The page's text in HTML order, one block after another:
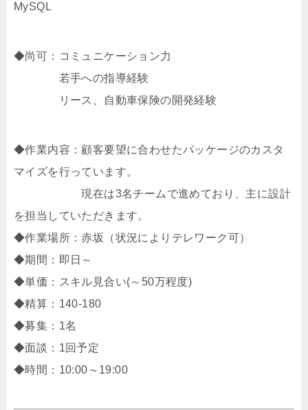
MySQL
◆尚可：コミュニケーション力
若手への指導経験
リース、自動車保険の開発経験
◆作業内容：顧客要望に合わせたパッケージのカスタ
マイズを行っています。
現在は3名チームで進めており、主に設計
を担当していただきます。
◆作業場所：赤坂（状況によりテレワーク可）
◆期間：即日～
◆単価：スキル見合い(～50万程度)
◆精算：140-180
◆募集：1名
◆面談：1回予定
◆時間：10:00～19:00